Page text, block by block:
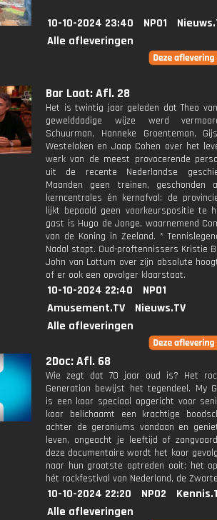
10-10-2024 23:40 NPO1
Alle afleveringen
Bar Laat: Afl. 28
Het is twintig jaar geleden dat Theo
gewelddadige wijze werd
Schuurman, Hanneke Groenteman,
Westelaken en Jaap Cohen over het
werk van de meest provocerende
uit de recente Nederlandse
Maanden geen treinen, geschonden
kerncentrales én kernafval: de
lijkt bepaald geen voorkeurspositie te
gast is Hugo de Jonge, waarnemend
van de Koning in Zeeland. *
Nadal stopt. Oud-proftennissers Kristie
John van Lottum over zijn absolute
of er ook een opvolger klaarstaat.
10-10-2024 22:40
NPO1
Amusement.TV
Nieuws.TV
Alle afleveringen
2Doc: Afl. 68
Wie zegt dat 70 jaar oud is? Het
Generation bewijst het tegendeel. My
is een koor speciaal opgericht voor
koor belichaamt een krachtige
achter de geraniums vandaan en
leven, ongeacht je leeftijd of
deze documentaire wordt het koor
naar hun grootste optreden ooit: het
hét rockfestival van Nederland, de
10-10-2024 22:20 NPO2
Alle afleveringen